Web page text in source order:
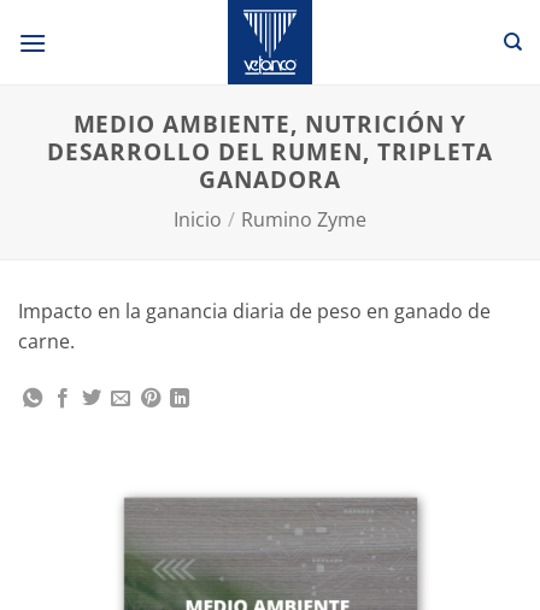
MEDIO AMBIENTE, NUTRICIÓN Y
DESARROLLO DEL RUMEN, TRIPLETA
GANADORA
Inicio / Rumino Zyme
Impacto en la ganancia diaria de peso en ganado de
carne.